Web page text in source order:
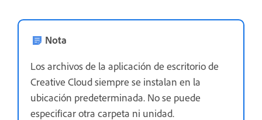
Nota
Los archivos de la aplicación de escritorio de
Creative Cloud siempre se instalan en la
ubicación predeterminada. No se puede
especificar otra carpeta ni unidad.